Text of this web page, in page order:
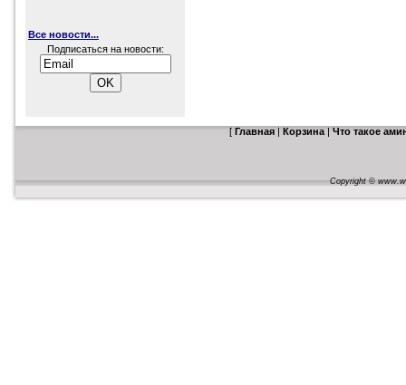
Все новости...
Подписаться на новости:
[ Главная| Корзина| Что такое
Copyright ©